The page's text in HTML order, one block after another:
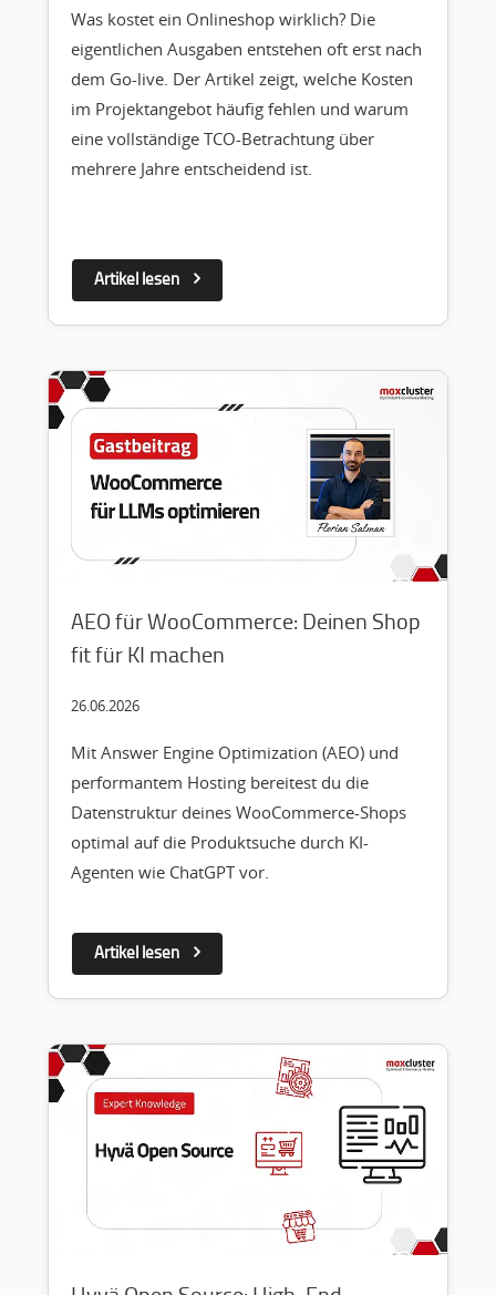
Was kostet ein Onlineshop wirklich? Die
eigentlichen Ausgaben entstehen oft erst nach
dem Go-live. Der Artikel zeigt, welche Kosten
im Projektangebot häufig fehlen und warum
eine vollständige TCO-Betrachtung über
mehrere Jahre entscheidend ist.
Artikel lesen
AEO für WooCommerce: Deinen Shop
fit für KI machen
26.06.2026
Mit Answer Engine Optimization (AEO) und
performantem Hosting bereitest du die
Datenstruktur deines WooCommerce-Shops
optimal auf die Produktsuche durch KI-
Agenten wie ChatGPT vor.
Artikel lesen